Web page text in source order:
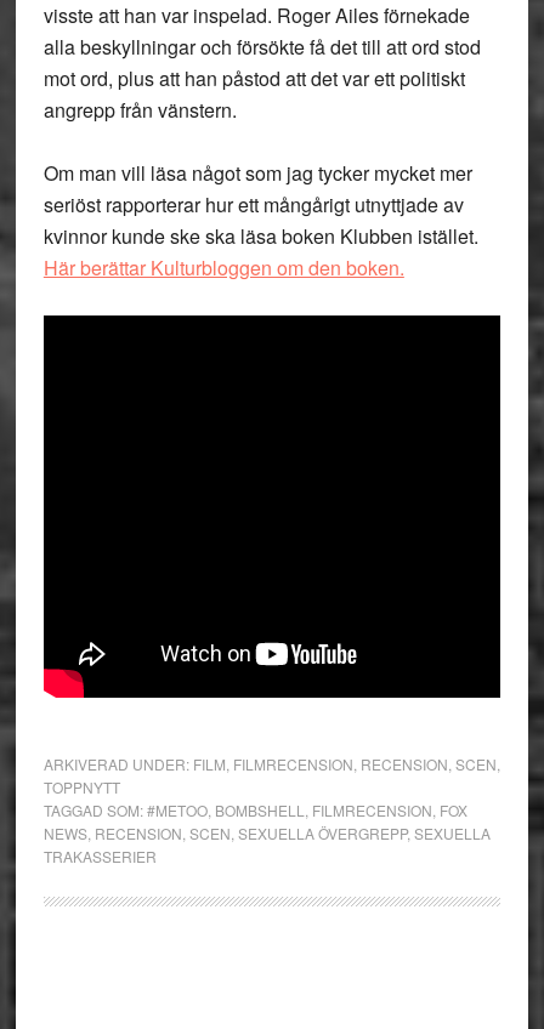
visste att han var inspelad. Roger Ailes förnekade
alla beskyllningar och försökte få det till att ord stod
mot ord, plus att han påstod att det var ett politiskt
angrepp från vänstern.
Om man vill läsa något som jag tycker mycket mer
seriöst rapporterar hur ett mångårigt utnyttjade av
kvinnor kunde ske ska läsa boken Klubben istället.
Här berättar Kulturbloggen om den boken.
ARKIVERAD UNDER: FILM FILMRECENSION RECENSION SCEN
TOPPNYTT
TAGGAD SOM:#METOO, BOMBSHELL FILMRECENSION FOX
NEWS, RECENSION SCEN SEXUELLA ÖVERGREPP, SEXUELLA
TRAKASSERIER